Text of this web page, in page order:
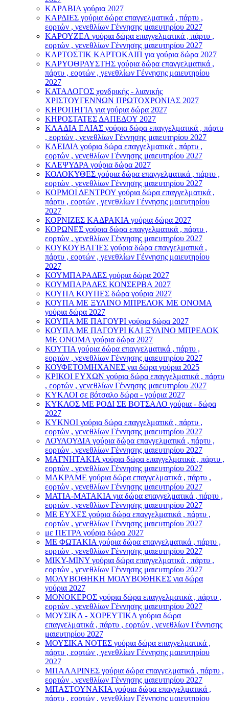
ΚΑΡΑΒΙΑ γούρια 2027
ΚΑΡΔΙΕΣ γούρια δώρα επαγγελματικά , πάρτυ ,
εορτών , γενεθλίων Γέννησης μαιευτηρίου 2027
ΚΑΡΟΥΖΕΛ γούρια δώρα επαγγελματικά , πάρτυ ,
εορτών , γενεθλίων Γέννησης μαιευτηρίου 2027
ΚΑΡΤΟΣΤΙΚ ΚΑΡΤΟΚΛΙΠ για γούρια δώρα 2027
ΚΑΡΥΟΘΡΑΥΣΤΗΣ γούρια δώρα επαγγελματικά ,
πάρτυ , εορτών , γενεθλίων Γέννησης μαιευτηρίου
2027
ΚΑΤΑΛΟΓΟΣ χονδρικής - λιανικής
ΧΡΙΣΤΟΥΓΕΝΝΩΝ ΠΡΩΤΟΧΡΟΝΙΑΣ 2027
ΚΗΡΟΠΗΓΙΑ για γούρια δώρα 2027
ΚΗΡΟΣΤΑΤΕΣ ΔΑΠΕΔΟΥ 2027
ΚΛΑΔΙΑ ΕΛΙΑΣ γούρια δώρα επαγγελματικά , πάρτυ
, εορτών , γενεθλίων Γέννησης μαιευτηρίου 2027
ΚΛΕΙΔΙΑ γούρια δώρα επαγγελματικά , πάρτυ ,
εορτών , γενεθλίων Γέννησης μαιευτηρίου 2027
ΚΛΕΨΥΔΡΑ γούρια δώρα 2027
ΚΟΛΟΚΥΘΕΣ γούρια δώρα επαγγελματικά , πάρτυ ,
εορτών , γενεθλίων Γέννησης μαιευτηρίου 2027
ΚΟΡΜΟΙ ΔΕΝΤΡΟΥ γούρια δώρα επαγγελματικά ,
πάρτυ , εορτών , γενεθλίων Γέννησης μαιευτηρίου
2027
ΚΟΡΝΙΖΕΣ ΚΑΔΡΑΚΙΑ γούρια δώρα 2027
ΚΟΡΩΝΕΣ γούρια δώρα επαγγελματικά , πάρτυ ,
εορτών , γενεθλίων Γέννησης μαιευτηρίου 2027
ΚΟΥΚΟΥΒΑΓΙΕΣ γούρια δώρα επαγγελματικά ,
πάρτυ , εορτών , γενεθλίων Γέννησης μαιευτηρίου
2027
ΚΟΥΜΠΑΡΑΔΕΣ γούρια δώρα 2027
ΚΟΥΜΠΑΡΑΔΕΣ ΚΟΝΣΕΡΒΑ 2027
ΚΟΥΠΑ ΚΟΥΠΕΣ δώρα γούρια 2027
ΚΟΥΠΑ ΜΕ ΞΥΛΙΝΟ ΜΠΡΕΛΟΚ ΜΕ ΟΝΟΜΑ
γούρια δώρα 2027
ΚΟΥΠΑ ΜΕ ΠΑΓΟΥΡΙ γούρια δώρα 2027
ΚΟΥΠΑ ΜΕ ΠΑΓΟΥΡΙ ΚΑΙ ΞΥΛΙΝΟ ΜΠΡΕΛΟΚ
ΜΕ ΟΝΟΜΑ γούρια δώρα 2027
ΚΟΥΤΙΑ γούρια δώρα επαγγελματικά , πάρτυ ,
εορτών , γενεθλίων Γέννησης μαιευτηρίου 2027
ΚΟΥΦΕΤΟΜΗΧΑΝΕΣ για δώρα γούρια 2025
ΚΡΙΚΟΙ ΕΥΧΩΝ γούρια δώρα επαγγελματικά , πάρτυ
, εορτών , γενεθλίων Γέννησης μαιευτηρίου 2027
ΚΥΚΛΟΙ σε βότσαλο δώρα - γούρια 2027
ΚΥΚΛΟΣ ΜΕ ΡΟΔΙ ΣΕ ΒΟΤΣΑΛΟ γούρια - δώρα
2027
ΚΥΚΝΟΙ γούρια δώρα επαγγελματικά , πάρτυ ,
εορτών , γενεθλίων Γέννησης μαιευτηρίου 2027
ΛΟΥΛΟΥΔΙΑ γούρια δώρα επαγγελματικά , πάρτυ ,
εορτών , γενεθλίων Γέννησης μαιευτηρίου 2027
ΜΑΓΝΗΤΑΚΙΑ γούρια δώρα επαγγελματικά , πάρτυ ,
εορτών , γενεθλίων Γέννησης μαιευτηρίου 2027
ΜΑΚΡΑΜΕ γούρια δώρα επαγγελματικά , πάρτυ ,
εορτών , γενεθλίων Γέννησης μαιευτηρίου 2027
ΜΑΤΙΑ-ΜΑΤΑΚΙΑ για δώρα επαγγελματικά , πάρτυ ,
εορτών , γενεθλίων Γέννησης μαιευτηρίου 2027
ΜΕ ΕΥΧΕΣ γούρια δώρα επαγγελματικά , πάρτυ ,
εορτών , γενεθλίων Γέννησης μαιευτηρίου 2027
με ΠΕΤΡΑ γούρια δώρα 2027
ΜΕ ΦΩΤΑΚΙΑ γούρια δώρα επαγγελματικά , πάρτυ ,
εορτών , γενεθλίων Γέννησης μαιευτηρίου 2027
ΜΙΚΥ-ΜΙΝΥ γούρια δώρα επαγγελματικά , πάρτυ ,
εορτών , γενεθλίων Γέννησης μαιευτηρίου 2027
ΜΟΛΥΒΟΘΗΚΗ ΜΟΛΥΒΟΘΗΚΕΣ για δώρα
γούρια 2027
ΜΟΝΟΚΕΡΟΣ γούρια δώρα επαγγελματικά , πάρτυ ,
εορτών , γενεθλίων Γέννησης μαιευτηρίου 2027
ΜΟΥΣΙΚΑ - ΧΟΡΕΥΤΙΚΑ γούρια δώρα
επαγγελματικά , πάρτυ , εορτών , γενεθλίων Γέννησης
μαιευτηρίου 2027
ΜΟΥΣΙΚΑ ΝΟΤΕΣ γούρια δώρα επαγγελματικά ,
πάρτυ , εορτών , γενεθλίων Γέννησης μαιευτηρίου
2027
ΜΠΑΛΑΡΙΝΕΣ γούρια δώρα επαγγελματικά , πάρτυ ,
εορτών , γενεθλίων Γέννησης μαιευτηρίου 2027
ΜΠΑΣΤΟΥΝΑΚΙΑ γούρια δώρα επαγγελματικά ,
πάρτυ , εορτών , γενεθλίων Γέννησης μαιευτηρίου